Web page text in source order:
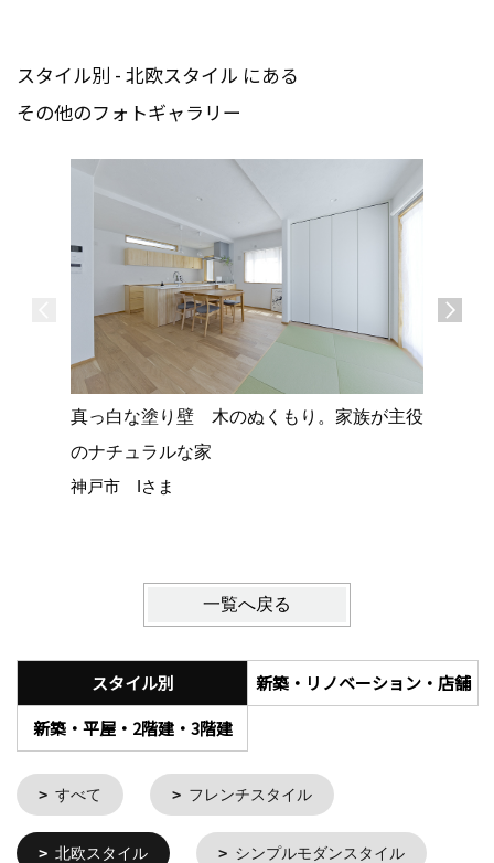
スタイル別 - 北欧スタイル にある
その他のフォトギャラリー
真っ白な塗り壁 木のぬくもり。家族が主役
のナチュラルな家
神戸市 Iさま
一覧へ戻る
スタイル別
新築・リノベーション・店舗
新築・平屋・2階建・3階建
すべて フレンチスタイル
北欧スタイル シンプルモダンスタイル